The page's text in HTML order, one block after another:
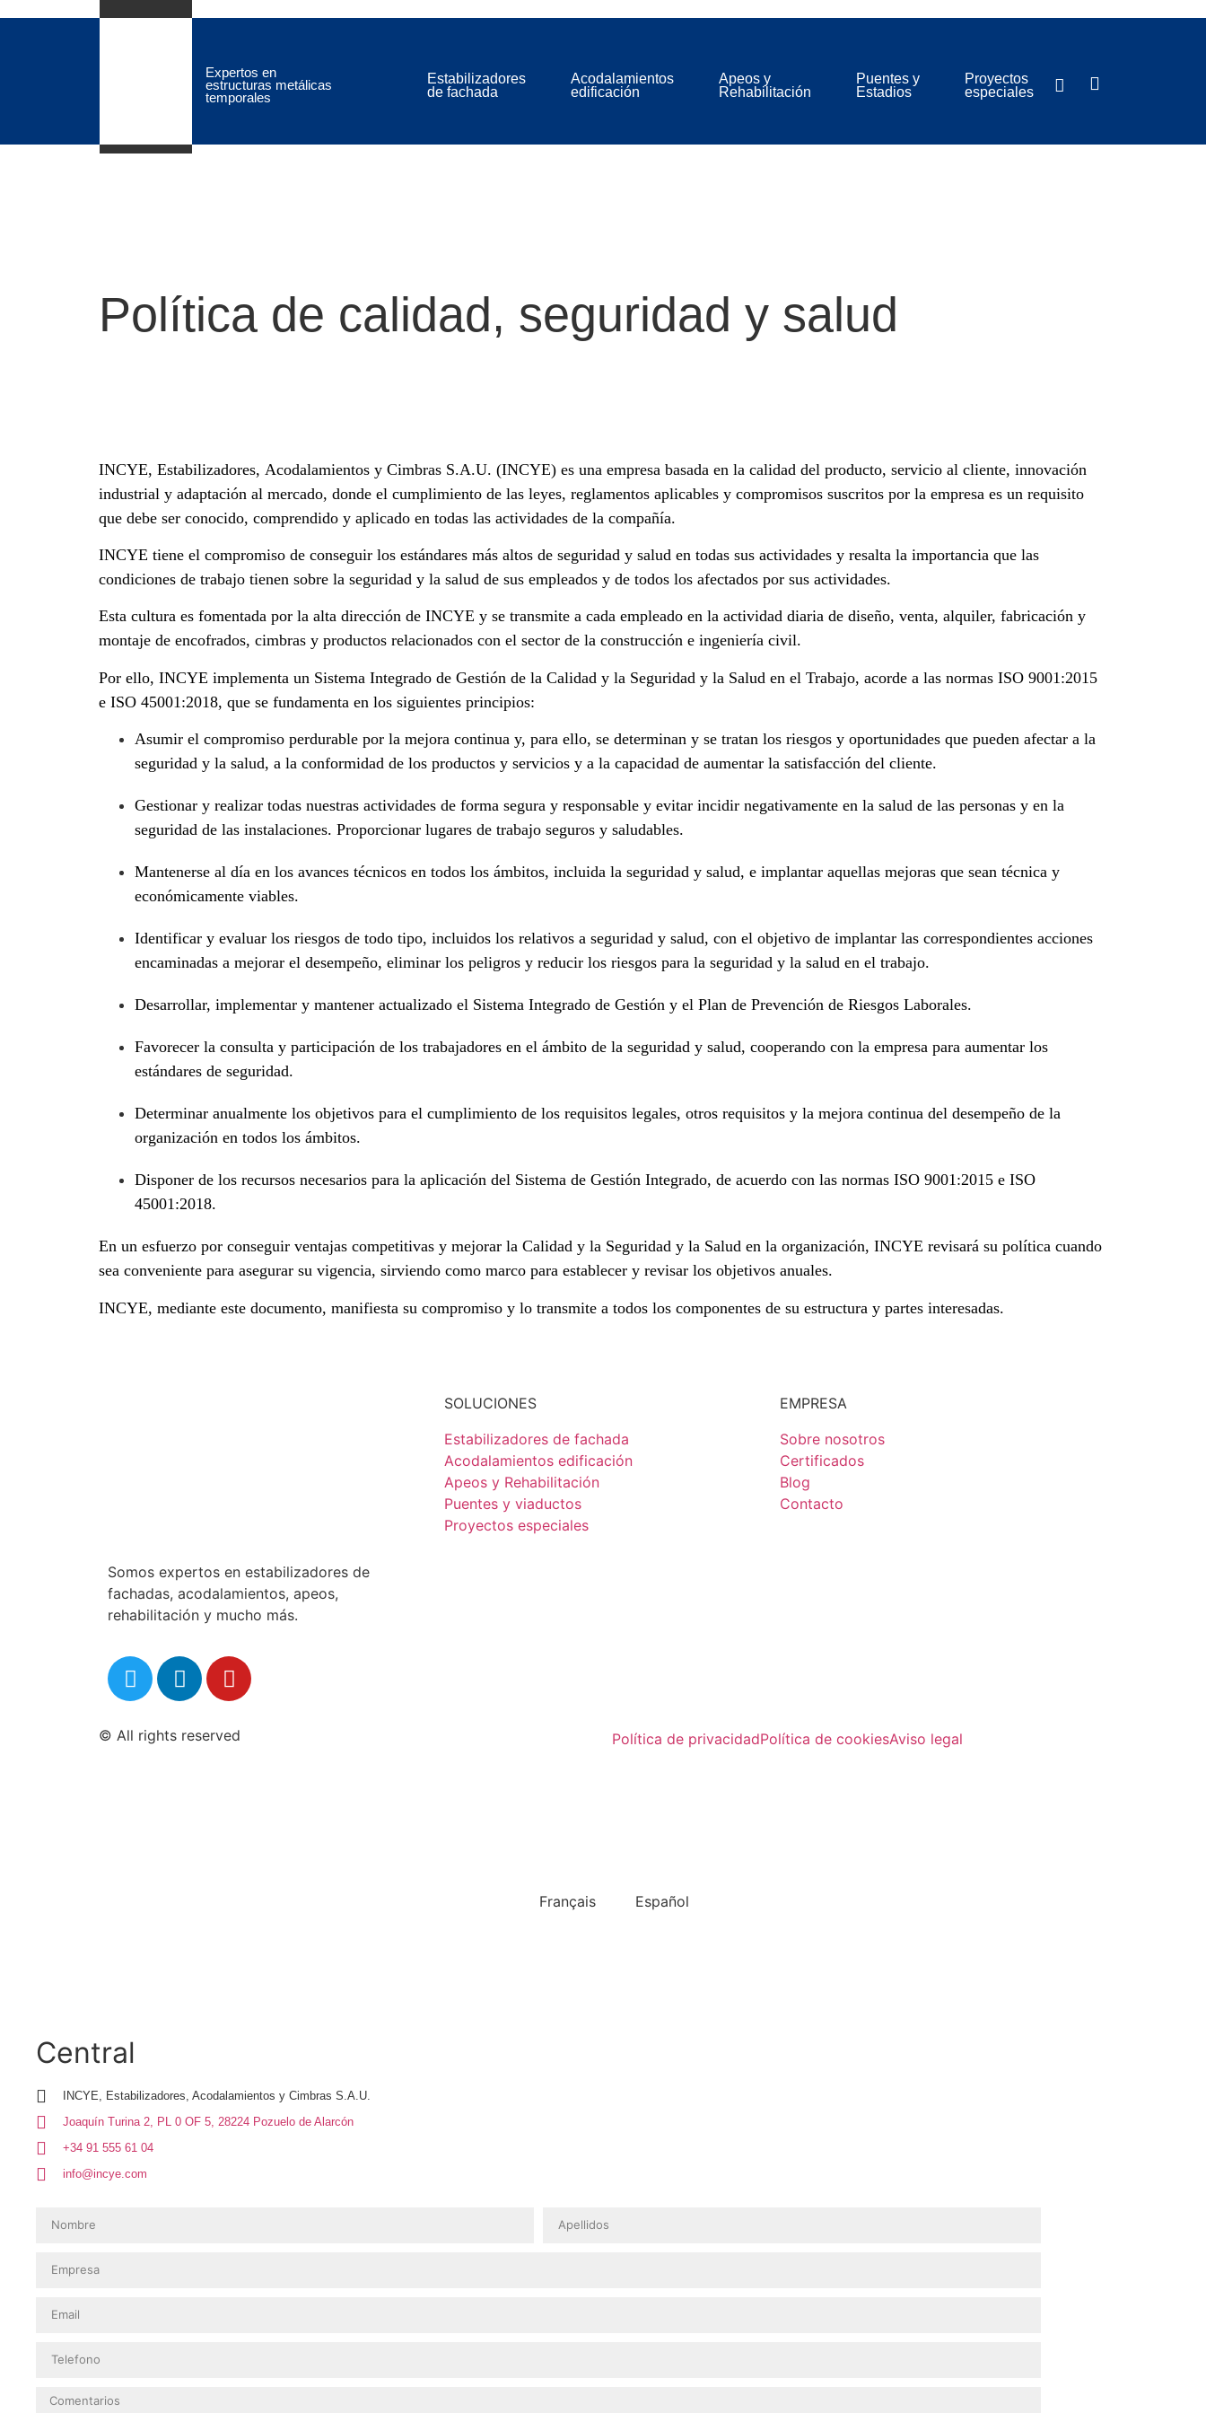
Expertos en
estructuras metálicas
temporales
Estabilizadores
de fachada
Acodalamientos
edificación
Apeos y
Rehabilitación
Puentes y
Estadios
Proyectos
especiales
Política de calidad, seguridad y salud
INCYE, Estabilizadores, Acodalamientos y Cimbras S.A.U. (INCYE) es una empresa basada en la calidad del producto, servicio al cliente, innovación
industrial y adaptación al mercado, donde el cumplimiento de las leyes, reglamentos aplicables y compromisos suscritos por la empresa es un requisito
que debe ser conocido, comprendido y aplicado en todas las actividades de la compañía.
INCYE tiene el compromiso de conseguir los estándares más altos de seguridad y salud en todas sus actividades y resalta la importancia que las
condiciones de trabajo tienen sobre la seguridad y la salud de sus empleados y de todos los afectados por sus actividades.
Esta cultura es fomentada por la alta dirección de INCYE y se transmite a cada empleado en la actividad diaria de diseño, venta, alquiler, fabricación y
montaje de encofrados, cimbras y productos relacionados con el sector de la construcción e ingeniería civil.
Por ello, INCYE implementa un Sistema Integrado de Gestión de la Calidad y la Seguridad y la Salud en el Trabajo, acorde a las normas ISO 9001:2015
e ISO 45001:2018, que se fundamenta en los siguientes principios:
Asumir el compromiso perdurable por la mejora continua y, para ello, se determinan y se tratan los riesgos y oportunidades que pueden afectar a la
seguridad y la salud, a la conformidad de los productos y servicios y a la capacidad de aumentar la satisfacción del cliente.
Gestionar y realizar todas nuestras actividades de forma segura y responsable y evitar incidir negativamente en la salud de las personas y en la
seguridad de las instalaciones. Proporcionar lugares de trabajo seguros y saludables.
Mantenerse al día en los avances técnicos en todos los ámbitos, incluida la seguridad y salud, e implantar aquellas mejoras que sean técnica y
económicamente viables.
Identificar y evaluar los riesgos de todo tipo, incluidos los relativos a seguridad y salud, con el objetivo de implantar las correspondientes acciones
encaminadas a mejorar el desempeño, eliminar los peligros y reducir los riesgos para la seguridad y la salud en el trabajo.
Desarrollar, implementar y mantener actualizado el Sistema Integrado de Gestión y el Plan de Prevención de Riesgos Laborales.
Favorecer la consulta y participación de los trabajadores en el ámbito de la seguridad y salud, cooperando con la empresa para aumentar los
estándares de seguridad.
Determinar anualmente los objetivos para el cumplimiento de los requisitos legales, otros requisitos y la mejora continua del desempeño de la
organización en todos los ámbitos.
Disponer de los recursos necesarios para la aplicación del Sistema de Gestión Integrado, de acuerdo con las normas ISO 9001:2015 e ISO
45001:2018.
En un esfuerzo por conseguir ventajas competitivas y mejorar la Calidad y la Seguridad y la Salud en la organización, INCYE revisará su política cuando
sea conveniente para asegurar su vigencia, sirviendo como marco para establecer y revisar los objetivos anuales.
INCYE, mediante este documento, manifiesta su compromiso y lo transmite a todos los componentes de su estructura y partes interesadas.
Somos expertos en estabilizadores de
fachadas, acodalamientos, apeos,
rehabilitación y mucho más.
SOLUCIONES
Estabilizadores de fachada
Acodalamientos edificación
Apeos y Rehabilitación
Puentes y viaductos
Proyectos especiales
EMPRESA
Sobre nosotros
Certificados
Blog
Contacto
© All rights reserved Política de privacidadPolítica de cookiesAviso legal
Français Español
Central
INCYE, Estabilizadores, Acodalamientos y Cimbras S.A.U.
Joaquín Turina 2, PL 0 OF 5, 28224 Pozuelo de Alarcón
+34 91 555 61 04
info@incye.com